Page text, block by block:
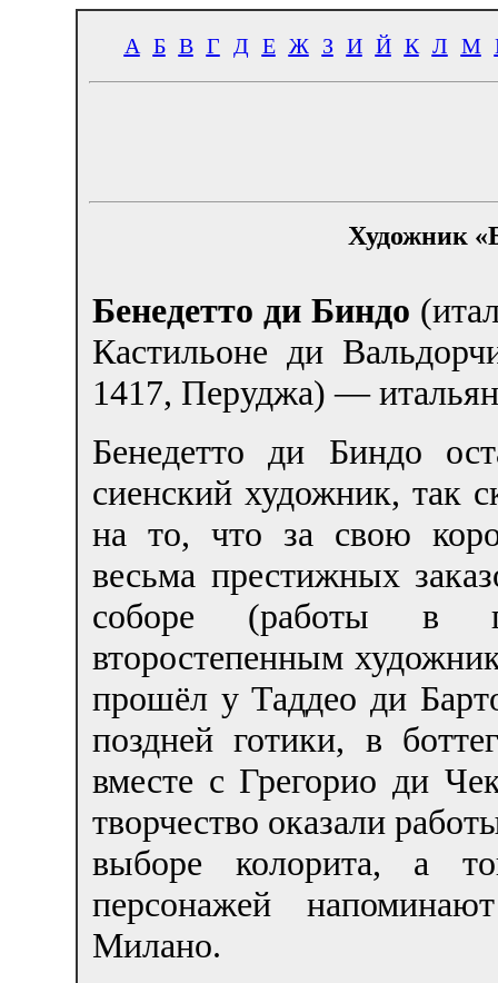
А Б В Г Д Е Ж З И Й К Л М
Художник
Бенедетто ди Биндо
Кастильоне ди
1417, Перуджа) —
Бенедетто ди Биндо
сиенский художник, так
на то, что за свою
весьма престижных
соборе (работы в
второстепенным
прошёл у Таддео ди
поздней готики, в
вместе с Грегорио ди
творчество оказали
выборе колорита, а
персонажей
Милано.